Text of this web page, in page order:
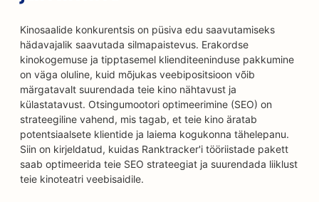
Kinosaalide konkurentsis on püsiva edu saavutamiseks
hädavajalik saavutada silmapaistevus. Erakordse
kinokogemuse ja tipptasemel klienditeeninduse pakkumine
on väga oluline, kuid mõjukas veebipositsioon võib
märgatavalt suurendada teie kino nähtavust ja
külastatavust. Otsingumootori optimeerimine (SEO) on
strateegiline vahend, mis tagab, et teie kino äratab
potentsiaalsete klientide ja laiema kogukonna tähelepanu.
Siin on kirjeldatud, kuidas Ranktracker'i tööriistade pakett
saab optimeerida teie SEO strateegiat ja suurendada liiklust
teie kinoteatri veebisaidile.